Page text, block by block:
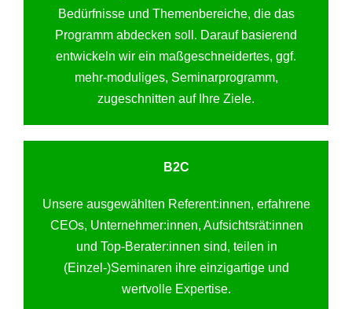
Bedürfnisse und Themenbereiche, die das
Programm abdecken soll. Darauf basierend
entwickeln wir ein maßgeschneidertes, ggf.
mehr-moduliges, Seminarprogramm,
zugeschnitten auf Ihre Ziele.
B2C
Unsere ausgewählten Referent:innen, erfahrene
CEOs, Unternehmer:innen, Aufsichtsrät:innen
und Top-Berater:innen sind, teilen in
(Einzel-)Seminaren ihre einzigartige und
wertvolle Expertise.